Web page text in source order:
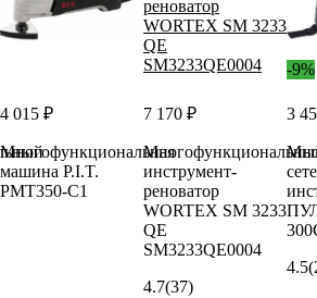
4 015 ₽
Многофункциональная
машина P.I.T.
PMT350-C1
7 170 ₽
инструмент-
реноватор
WORTEX SM 3233
QE
SM3233QE0004
4.7(37)
-9%
3
4.5